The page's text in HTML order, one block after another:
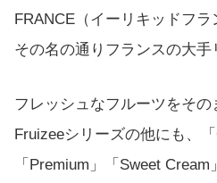
FRANCE（イーリキッドフラ
その名の通りフランスの大手
フレッシュなフルーツをその
Fruizeeシリーズの他にも、「
「Premium」「Sweet